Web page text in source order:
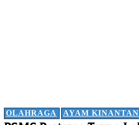
OLAHRAGA AYAM KINANTAN